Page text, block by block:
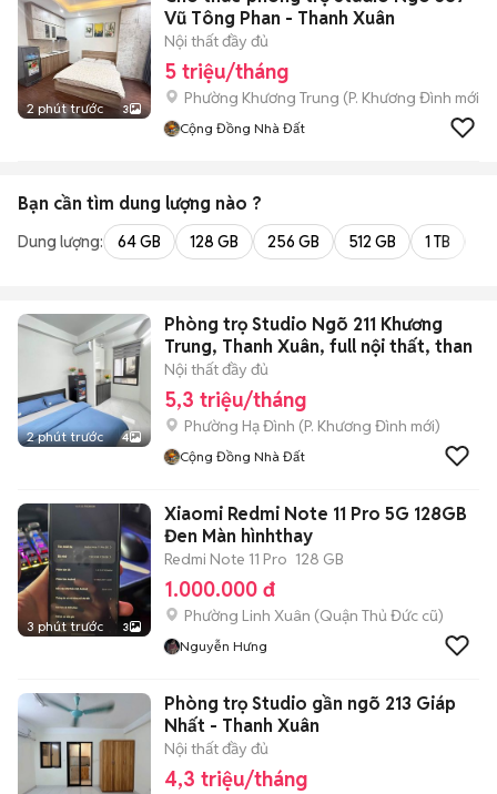
2 phút trước 3
Vũ Tông Phan - Thanh Xuân
Nội thất đầy đủ
5 triệu/tháng
Phường Khương Trung (P. Khương Đình mới)
Cộng Đồng Nhà Đất
Bạn cần tìm dung lượng nào ?
Dung lượng: 64 GB 128 GB 256 GB 512 GB 1 TB
2 phút trước 4
Phòng trọ Studio Ngõ 211 Khương
Trung, Thanh Xuân, full nội thất, than
Nội thất đầy đủ
5,3 triệu/tháng
Phường Hạ Đình (P. Khương Đình mới)
Cộng Đồng Nhà Đất
3 phút trước 3
Xiaomi Redmi Note 11 Pro 5G 128GB
Đen Màn hìnhthay
Redmi Note 11 Pro 128 GB
1.000.000 đ
Phường Linh Xuân (Quận Thủ Đức cũ)
Nguyễn Hưng
Phòng trọ Studio gần ngõ 213 Giáp
Nhất - Thanh Xuân
Nội thất đầy đủ
4,3 triệu/tháng